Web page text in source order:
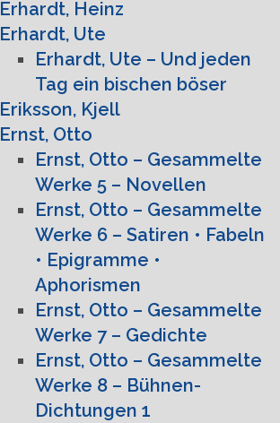
Erhardt, Heinz
Erhardt, Ute
Erhardt, Ute – Und jeden
Tag ein bischen böser
Eriksson, Kjell
Ernst, Otto
Ernst, Otto – Gesammelte
Werke 5 – Novellen
Ernst, Otto – Gesammelte
Werke 6 – Satiren • Fabeln
• Epigramme •
Aphorismen
Ernst, Otto – Gesammelte
Werke 7 – Gedichte
Ernst, Otto – Gesammelte
Werke 8 – Bühnen-
Dichtungen 1